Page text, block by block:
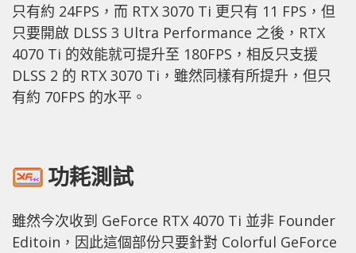
只有約 24FPS，而 RTX 3070 Ti 更只有 11 FPS，但
只要開啟 DLSS 3 Ultra Performance 之後，RTX
4070 Ti 的效能就可提升至 180FPS，相反只支援
DLSS 2 的 RTX 3070 Ti，雖然同樣有所提升，但只
有約 70FPS 的水平。
功耗測試
雖然今次收到 GeForce RTX 4070 Ti 並非 Founder
Editoin，因此這個部份只要針對 Colorful GeForce